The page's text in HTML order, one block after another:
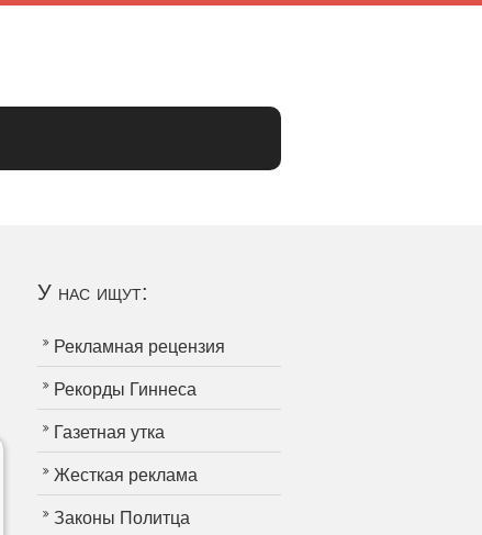
У нас ищут:
Рекламная рецензия
Рекорды Гиннеса
Газетная утка
Жесткая реклама
Законы Политца